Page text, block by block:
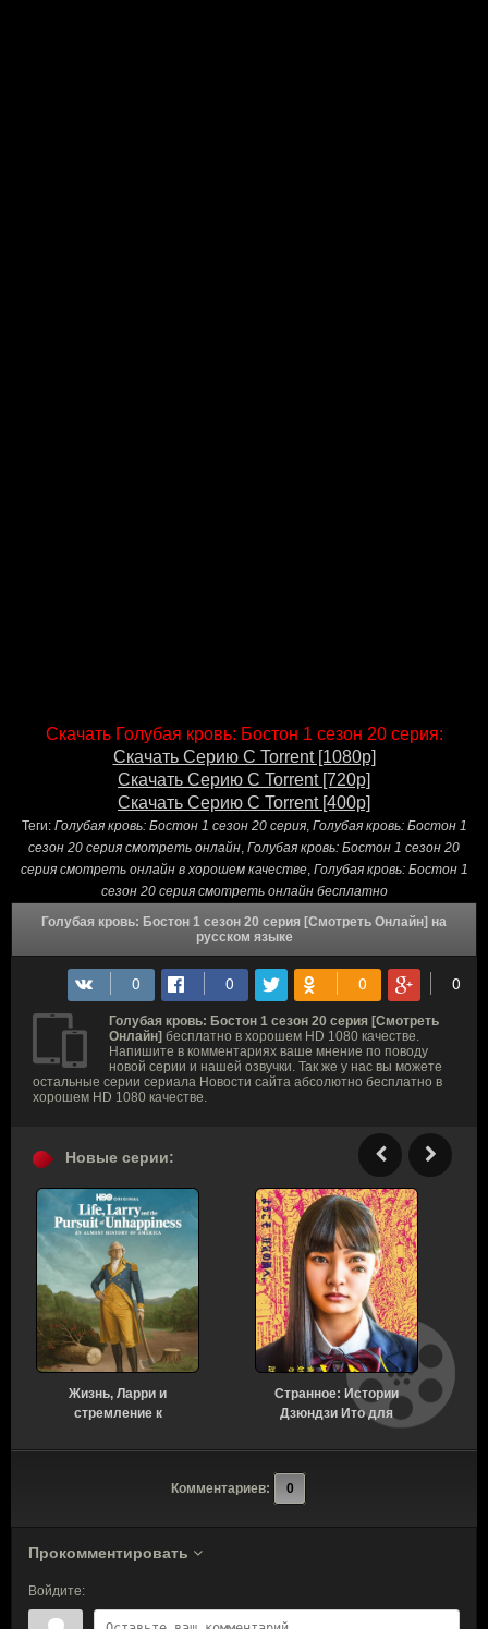
Скачать Голубая кровь: Бостон 1 сезон 20 серия:
Скачать Серию С Torrent [1080p]
Скачать Серию С Torrent [720p]
Скачать Серию С Torrent [400p]
Теги: Голубая кровь: Бостон 1 сезон 20 серия, Голубая кровь: Бостон 1
сезон 20 серия смотреть онлайн Голубая кровь: Бостон 1 сезон 20
серия смотреть онлайн в хорошем качестве, Голубая кровь: Бостон 1
сезон 20 серия смотреть онлайн бесплатно
Голубая кровь: Бостон 1 сезон 20 серия [Смотреть Онлайн] на
русском языке
Голубая кровь: Бостон 1 сезон 20 серия [Смотреть
Онлайн] бесплатно в хорошем HD 1080 качестве.
Напишите в комментариях ваше мнение по поводу
новой серии и нашей озвучки. Так же у нас вы можете
остальные серии сериала Новости сайта абсолютно бесплатно в
хорошем HD 1080 качестве.
Новые серии:
Жизнь, Ларри и
стремление к
история Америки 1 сезон
Странное: Истории
Дзюндзи Ито для
бессонных ночей 1
сезон 6 серия [Смотреть
Комментариев:
0
Прокомментировать
Войдите: